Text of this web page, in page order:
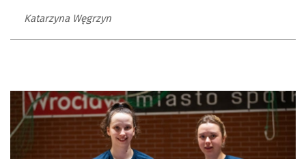
Katarzyna Węgrzyn